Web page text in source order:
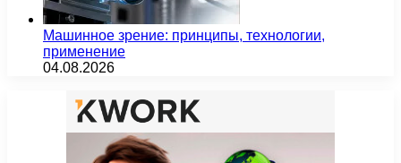
Машинное зрение: принципы, технологии,
применение
04.08.2026